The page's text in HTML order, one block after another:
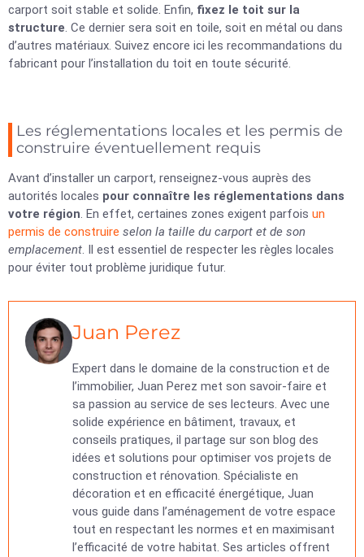
carport soit stable et solide. Enfin, fixez le toit sur la
structure. Ce dernier sera soit en toile, soit en métal ou dans
d’autres matériaux. Suivez encore ici les recommandations du
fabricant pour l’installation du toit en toute sécurité.
Les réglementations locales et les permis de
construire éventuellement requis
Avant d’installer un carport, renseignez-vous auprès des
autorités locales pour connaître les réglementations dans
votre région. En effet, certaines zones exigent parfois un
permis de construire selon la taille du carport et de son
emplacement. Il est essentiel de respecter les règles locales
pour éviter tout problème juridique futur.
Juan Perez
Expert dans le domaine de la construction et de
l’immobilier, Juan Perez met son savoir-faire et
sa passion au service de ses lecteurs. Avec une
solide expérience en bâtiment, travaux, et
conseils pratiques, il partage sur son blog des
idées et solutions pour optimiser vos projets de
construction et rénovation. Spécialiste en
décoration et en efficacité énergétique, Juan
vous guide dans l’aménagement de votre espace
tout en respectant les normes et en maximisant
l’efficacité de votre habitat. Ses articles offrent